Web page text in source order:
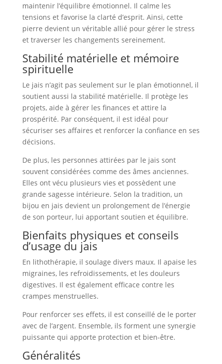
maintenir l’équilibre émotionnel. Il calme les
tensions et favorise la clarté d’esprit. Ainsi, cette
pierre devient un véritable allié pour gérer le stress
et traverser les changements sereinement.
Stabilité matérielle et mémoire
spirituelle
Le jais n’agit pas seulement sur le plan émotionnel, il
soutient aussi la stabilité matérielle. Il protège les
projets, aide à gérer les finances et attire la
prospérité. Par conséquent, il est idéal pour
sécuriser ses affaires et renforcer la confiance en ses
décisions.
De plus, les personnes attirées par le jais sont
souvent considérées comme des âmes anciennes.
Elles ont vécu plusieurs vies et possèdent une
grande sagesse intérieure. Selon la tradition, un
bijou en jais devient un prolongement de l’énergie
de son porteur, lui apportant soutien et équilibre.
Bienfaits physiques et conseils
d’usage du jais
En lithothérapie, il soulage divers maux. Il apaise les
migraines, les refroidissements, et les douleurs
digestives. Il est également efficace contre les
crampes menstruelles.
Pour renforcer ses effets, il est conseillé de le porter
avec de l’argent. Ensemble, ils forment une synergie
puissante qui apporte protection et bien-être.
Généralités